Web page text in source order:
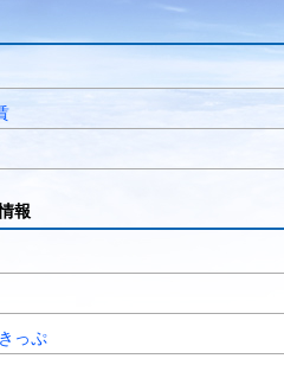
報
っぷ